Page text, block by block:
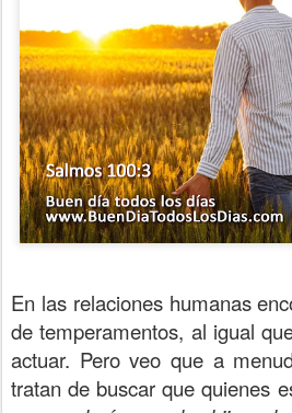
En las relaciones humanas
de temperamentos, al igual
actuar. Pero veo que a
tratan de buscar que quienes